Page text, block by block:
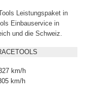
Leistungspaket in
Einbauservice in
und die Schweiz.
km/h
km/h